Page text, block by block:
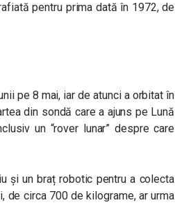
pentru prima dată în 1972, de
pe 8 mai, iar de atunci a orbitat în
din sondă care a ajuns pe Lună
un “rover lunar” despre care
și un braț robotic pentru a colecta
de circa 700 de kilograme, ar urma